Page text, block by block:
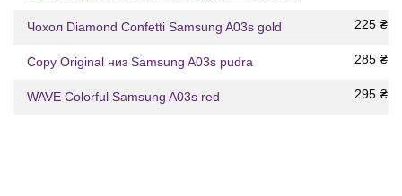
Чохол Diamond Confetti Samsung A03s gold 225 ₴
Copy Original низ Samsung A03s pudra 285 ₴
WAVE Colorful Samsung A03s red 295 ₴